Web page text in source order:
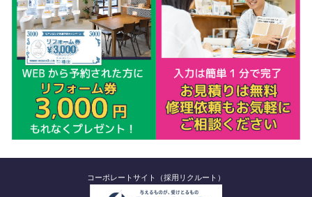
コーポレートサイト（採用リクルート）